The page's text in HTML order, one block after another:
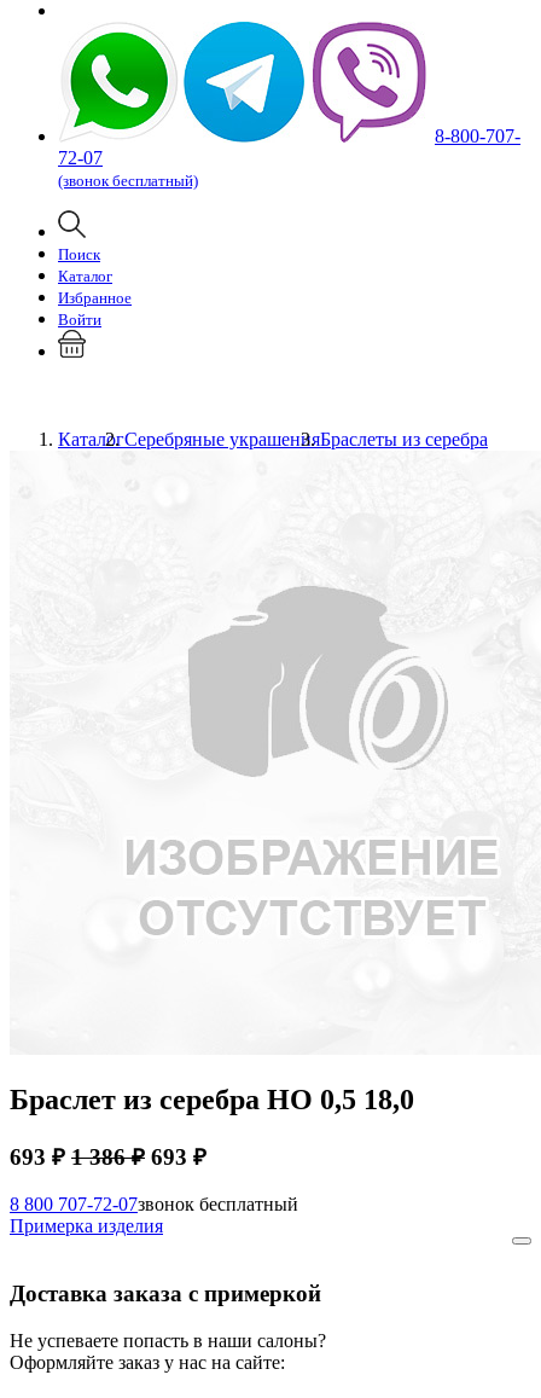
8-800-707-
72-07
(звонок бесплатный)
Поиск
Каталог
Избранное
Войти
КаталогСеребряные украшенияБраслеты из серебра
Браслет из серебра НО 0,5 18,0
693 ₽ 1 386 ₽ 693 ₽
8 800 707-72-07звонок бесплатный
Примерка изделия
Доставка заказа с примеркой
Не успеваете попасть в наши салоны?
Оформляйте заказ у нас на сайте: